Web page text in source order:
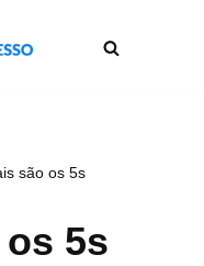
são os 5s
5s